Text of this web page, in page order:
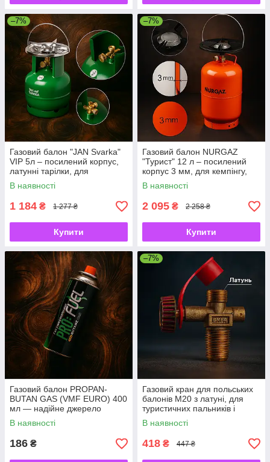
–7%
Газовий балон "JAN Svarka"
VIP 5л – посилений корпус,
латунні тарілки, для
пальників та обігрівачів
В наявності
1 184 ₴ 1 277 ₴
Купити
–7%
Газовий балон NURGAZ
"Турист" 12 л – посилений
корпус 3 мм, для кемпінгу,
подорожей і побутового
використання
В наявності
2 095 ₴ 2 258 ₴
Купити
Газовий балон PROPAN-
BUTAN GAS (VMF EURO) 400
мл — надійне джерело
енергії для походів і побуту
В наявності
186 ₴
–7%
Газовий кран для польських
балонів M20 з латуні, для
туристичних пальників і
плиток, Туреччина
В наявності
418 ₴ 447 ₴